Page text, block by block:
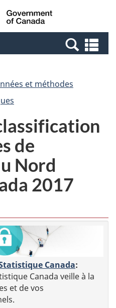
Passer
au
Passer
à
Canada
et
et méthodes
de
Nord
2017
Canada:
Canada veille à la
et de vos